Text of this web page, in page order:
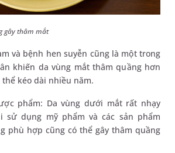
gây thâm mắt
và bệnh hen suyễn cũng là một trong
khiến da vùng mắt thâm quầng hơn
kéo dài nhiều năm.
phẩm: Da vùng dưới mắt rất nhạy
sử dụng mỹ phẩm và các sản phẩm
phù hợp cũng có thể gây thâm quầng